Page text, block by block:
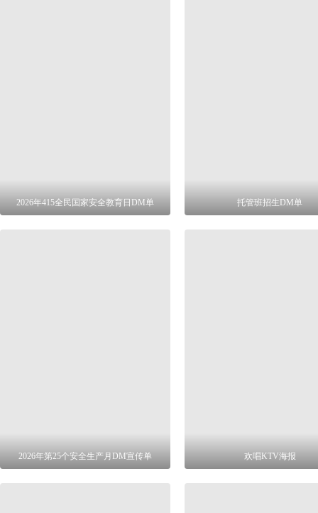
2026年415全民国家安全教育日DM单 托管班招生DM单
2026年第25个安全生产月DM宣传单 欢唱KTV海报